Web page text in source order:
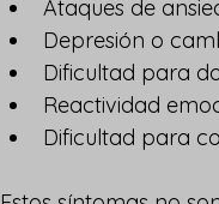
Ataques de
Depresión o
Dificultad para
Reactividad
Dificultad para